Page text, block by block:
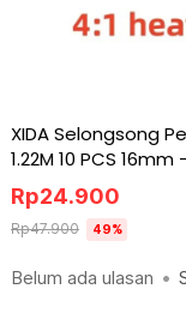
XIDA Selongsong
1.22M 10 PCS
Belum ada ulasan •
Rp24.900
Rp47.900 49%